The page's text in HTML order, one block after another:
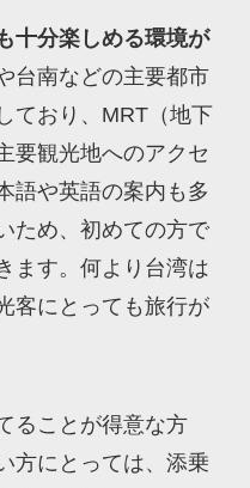
十分楽しめる環境が
台南などの主要都市
ており、MRT（地下
要観光地へのアクセ
語や英語の案内も多
ため、初めての方で
ます。何より台湾は
客にとっても旅行が
ることが得意な方
方にとっては、添乗